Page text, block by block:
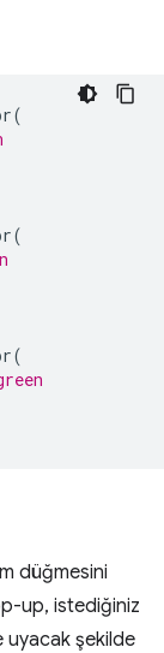
(
(
(
düğmesini
up, istediğiniz
uyacak şekilde